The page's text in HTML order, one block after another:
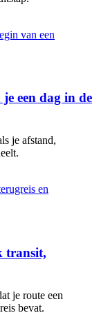
een dag in de
je afstand,
transit,
je route een
bevat.